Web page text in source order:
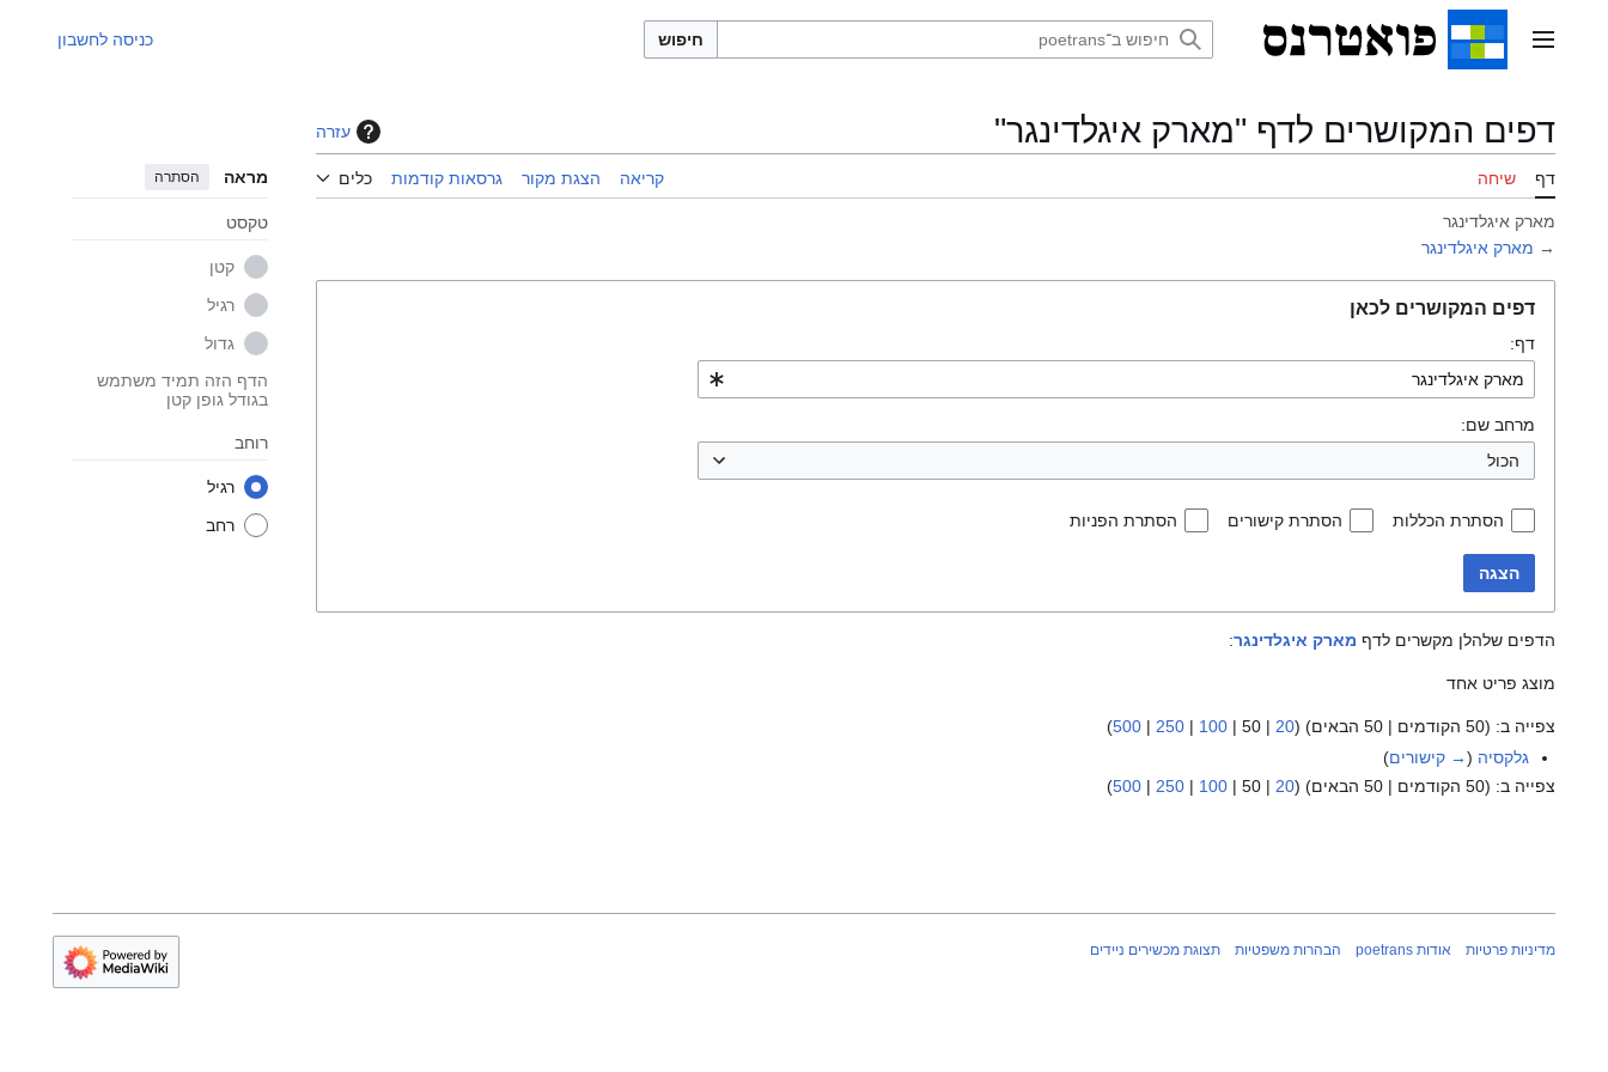
תפריט ראשי חיפוש כניסה לחשבון
דפים המקושרים לדף "מארק איגלדינגר" עזרה
דף שיחה קריאה הצגת מקור גרסאות קודמות כלים מראה הסתרה
טקסט
קטן
רגיל
גדול
הדף הזה תמיד משתמש
בגודל גופן קטן
רוחב
רגיל
רחב
מארק איגלדינגר
→ מארק איגלדינגר
דפים המקושרים לכאן
דף:
מרחב שם:
הכול
הסתרת הכללות הסתרת קישורים הסתרת הפניות
הצגה
הדפים שלהלן מקשרים לדף מארק איגלדינגר:
מוצג פריט אחד
צפייה ב: (50 הקודמים | 50 הבאים ) (
20
|
50
|
100
|
250
|
500
)
גלקסיה (→ קישורים)
צפייה ב: (50 הקודמים | 50 הבאים ) (
20
|
50
|
100
|
250
|
500
)
מדיניות פרטיות אודות poetrans הבהרות משפטיות תצוגת מכשירים ניידים